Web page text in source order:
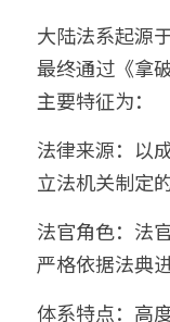
大陆法系起源
最终通过《拿
主要特征为：
法律来源：以
立法机关制定
法官角色：法
严格依据法典
体系特点：高